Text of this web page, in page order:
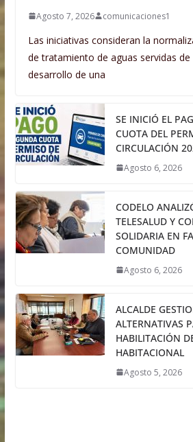
Agosto 7, 2026 comunicaciones1
Las iniciativas consideran la
de tratamiento de aguas servidas de
desarrollo de una
SE INICIÓ EL
CUOTA DEL
CIRCULACIÓN
Agosto 6, 2026
CODELO
TELESALUD Y
SOLIDARIA EN
COMUNIDAD
Agosto 6, 2026
ALCALDE
ALTERNATIVAS
HABILITACIÓN
HABITACIONAL
Agosto 5, 2026